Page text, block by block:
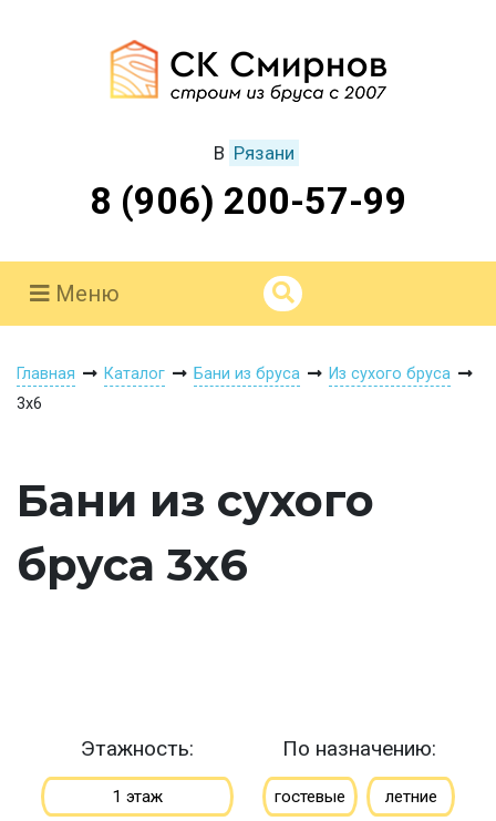
В Рязани
8 (906) 200-57-99
Меню
Главная Каталог Бани из бруса
Из сухого бруса
3х6
Бани из сухого
бруса 3х6
Этажность:
1 этаж
По назначению:
гостевые летние